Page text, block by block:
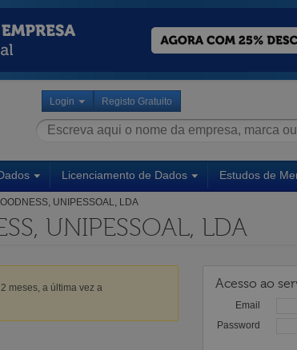
Login Registo Gratuito
Licenciamento de Dados Estudos de
UNIPESSOAL, LDA
UNIPESSOAL, LDA
meses, a última vez a
Acesso ao
Email
Password